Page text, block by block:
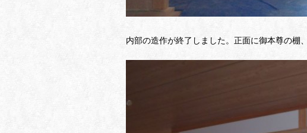
内部の造作が終了しました。正面に御本尊の棚